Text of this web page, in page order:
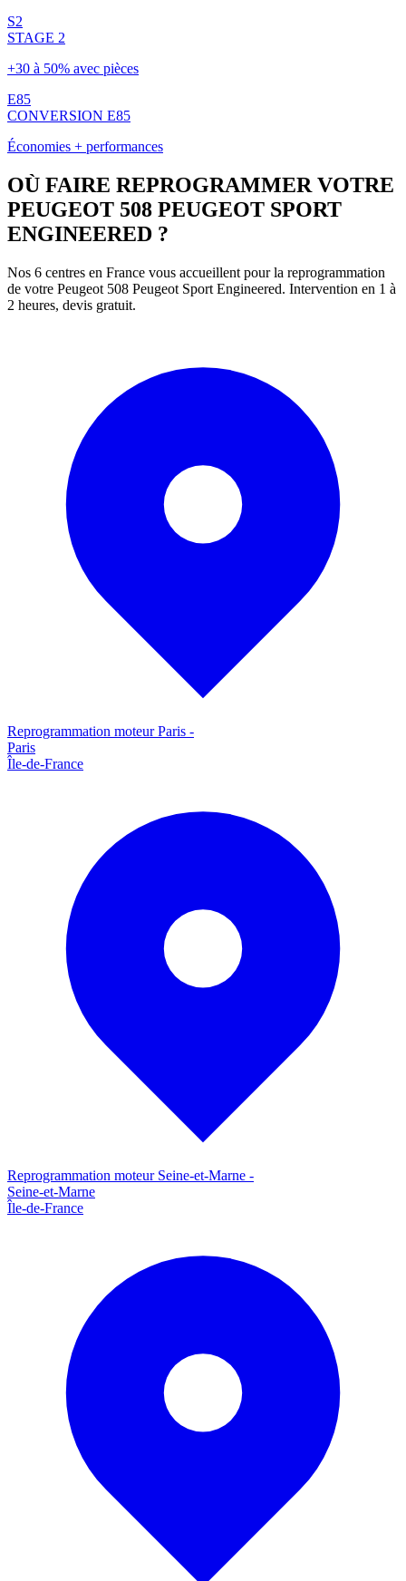
S2
STAGE 2
+30 à 50% avec pièces
E85
CONVERSION E85
Économies + performances
OÙ FAIRE REPROGRAMMER VOTRE
PEUGEOT 508 PEUGEOT SPORT
ENGINEERED ?
Nos 6 centres en France vous accueillent pour la reprogrammation
de votre Peugeot 508 Peugeot Sport Engineered. Intervention en 1 à
2 heures, devis gratuit.
Reprogrammation moteurParis -
Paris
Île-de-France
Reprogrammation moteur Seine-et-Marne -
Seine-et-Marne
Île-de-France